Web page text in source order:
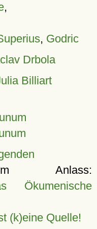
,
, Godric
Drbola
Billiart
Anlass:
Ökumenische
(k)eine Quelle!